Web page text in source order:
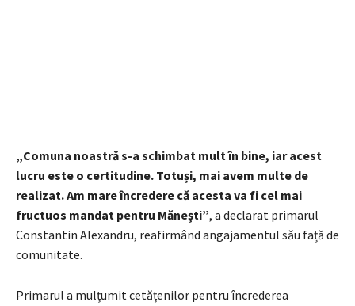
„Comuna noastră s-a schimbat mult în bine, iar acest
lucru este o certitudine. Totuși, mai avem multe de
realizat. Am mare încredere că acesta va fi cel mai
fructuos mandat pentru Mănești”, a declarat primarul
Constantin Alexandru, reafirmând angajamentul său față de
comunitate.
Primarul a mulțumit cetățenilor pentru încrederea